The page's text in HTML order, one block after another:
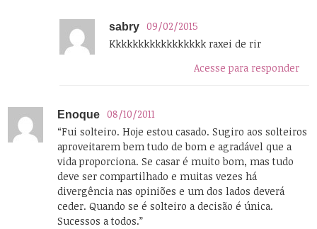
sabry
09/02/2015
Kkkkkkkkkkkkkkkkk raxei de rir
Acesse para responder
Enoque
08/10/2011
“Fui solteiro. Hoje estou casado. Sugiro aos solteiros
aproveitarem bem tudo de bom e agradável que a
vida proporciona. Se casar é muito bom, mas tudo
deve ser compartilhado e muitas vezes há
divergência nas opiniões e um dos lados deverá
ceder. Quando se é solteiro a decisão é única.
Sucessos a todos.”